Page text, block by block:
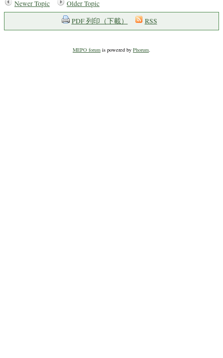
Newer Topic
Older Topic
PDF 列印（下載）
RSS
MEPO forum is powered by Phorum.